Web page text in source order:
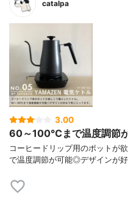
catalpa
3.00
60～100℃まで温度調節が
コーヒードリップ用のポットが
で温度調節が可能◎デザインが